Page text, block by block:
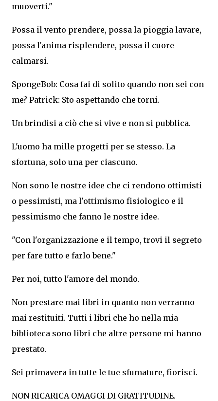
muoverti."
Possa il vento prendere, possa la pioggia lavare,
possa l'anima risplendere, possa il cuore
calmarsi.
SpongeBob: Cosa fai di solito quando non sei con
me? Patrick: Sto aspettando che torni.
Un brindisi a ciò che si vive e non si pubblica.
L'uomo ha mille progetti per se stesso. La
sfortuna, solo una per ciascuno.
Non sono le nostre idee che ci rendono ottimisti
o pessimisti, ma l'ottimismo fisiologico e il
pessimismo che fanno le nostre idee.
"Con l'organizzazione e il tempo, trovi il segreto
per fare tutto e farlo bene."
Per noi, tutto l'amore del mondo.
Non prestare mai libri in quanto non verranno
mai restituiti. Tutti i libri che ho nella mia
biblioteca sono libri che altre persone mi hanno
prestato.
Sei primavera in tutte le tue sfumature, fiorisci.
NON RICARICA OMAGGI DI GRATITUDINE.